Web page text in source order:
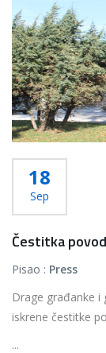
18
Sep
Čestitka
Pisao : Press
Drage građanke
iskrene čestitke
...